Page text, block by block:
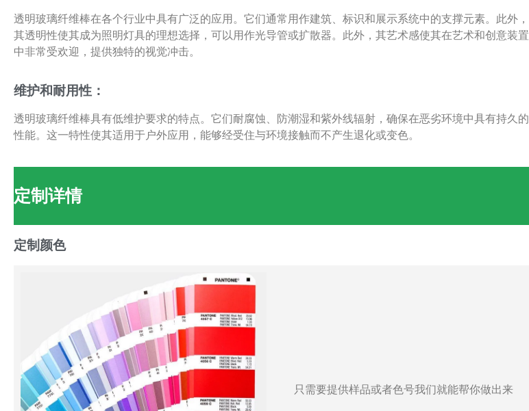
透明玻璃纤维棒在各个行业中具有广泛的应用。它们通常用作建筑、标识和展示系统中的支撑元素。此外，
其透明性使其成为照明灯具的理想选择，可以用作光导管或扩散器。此外，其艺术感使其在艺术和创意装置
中非常受欢迎，提供独特的视觉冲击。
维护和耐用性：
透明玻璃纤维棒具有低维护要求的特点。它们耐腐蚀、防潮湿和紫外线辐射，确保在恶劣环境中具有持久的
性能。这一特性使其适用于户外应用，能够经受住与环境接触而不产生退化或变色。
定制详情
定制颜色
只需要提供样品或者色号我们就能帮你做出来